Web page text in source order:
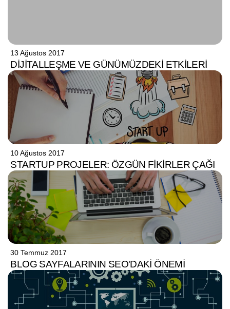
13 Ağustos 2017
DIJITALLEŞME VE GÜNÜMÜZDEKI ETKILERI
10 Ağustos 2017
STARTUP PROJELER: ÖZGÜN FIKIRLER ÇAĞI
30 Temmuz 2017
BLOG SAYFALARININ SEO'DAKI ÖNEMI